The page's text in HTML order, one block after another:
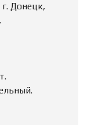
Донецк,